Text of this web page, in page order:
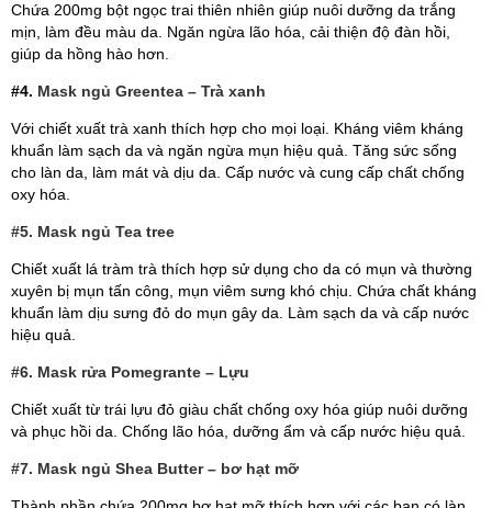
Chứa 200mg bột ngọc trai thiên nhiên giúp nuôi dưỡng da trắng
mịn, làm đều màu da. Ngăn ngừa lão hóa, cải thiện độ đàn hồi,
giúp da hồng hào hơn.
#4. Mask ngủ Greentea – Trà xanh
Với chiết xuất trà xanh thích hợp cho mọi loại. Kháng viêm kháng
khuẩn làm sạch da và ngăn ngừa mụn hiệu quả. Tăng sức sống
cho làn da, làm mát và dịu da. Cấp nước và cung cấp chất chống
oxy hóa.
#5. Mask ngủ Tea tree
Chiết xuất lá tràm trà thích hợp sử dụng cho da có mụn và thường
xuyên bị mụn tấn công, mụn viêm sưng khó chịu. Chứa chất kháng
khuẩn làm dịu sưng đỏ do mụn gây da. Làm sạch da và cấp nước
hiệu quả.
#6. Mask rửa Pomegrante – Lựu
Chiết xuất từ trái lựu đỏ giàu chất chống oxy hóa giúp nuôi dưỡng
và phục hồi da. Chống lão hóa, dưỡng ẩm và cấp nước hiệu quả.
#7. Mask ngủ Shea Butter – bơ hạt mỡ